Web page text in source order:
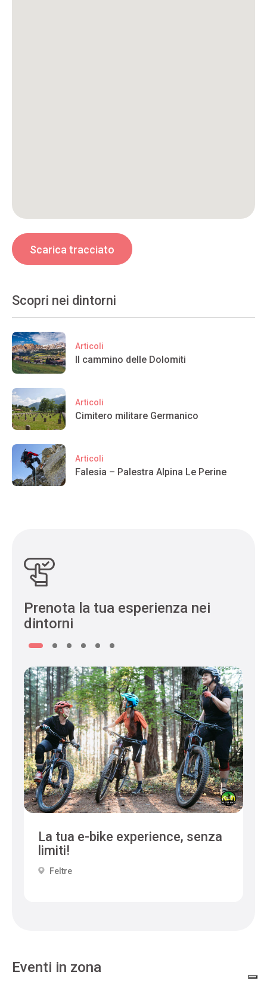
Scarica tracciato
Scopri nei dintorni
Articoli
Il cammino delle Dolomiti
Articoli
Cimitero militare Germanico
Articoli
Falesia – Palestra Alpina Le Perine
Prenota la tua esperienza nei
dintorni
La tua e-bike experience, senza
limiti!
Feltre
Eventi in zona